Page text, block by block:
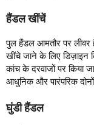
हैंडल खींचें
पुल हैंडल आमतौर पर
खींचे जाने के लिए डिज़ाइन
कांच के दरवाजों पर किया
आधुनिक और पारंपरिक
घुंडी हैंडल